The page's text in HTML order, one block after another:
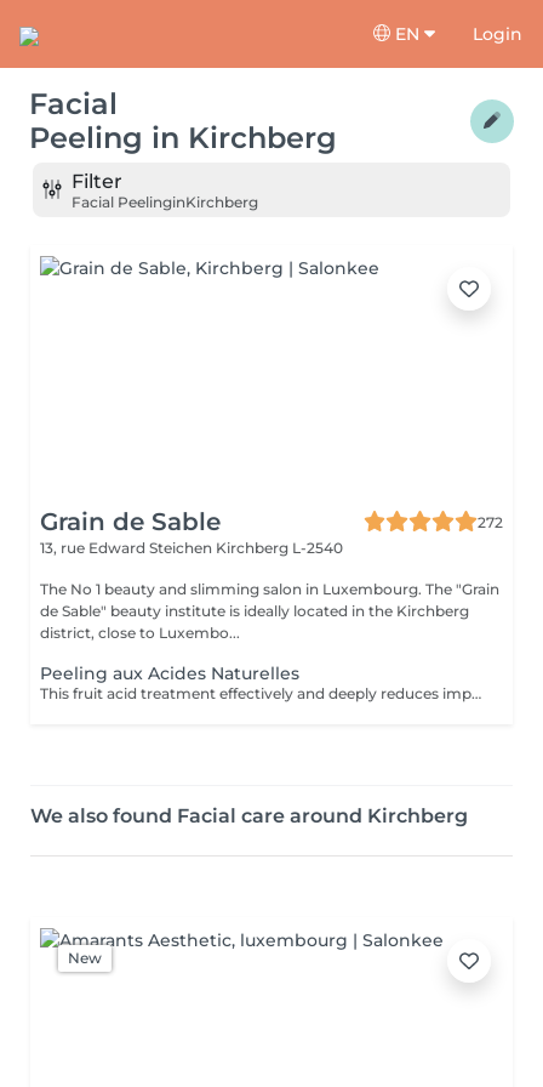
EN Login
Facial
Peeling in Kirchberg
Filter
Facial PeelinginKirchberg
Grain de Sable
272
13, rue Edward Steichen Kirchberg L-2540
The No 1 beauty and slimming salon in Luxembourg. The "Grain
de Sable" beauty institute is ideally located in the Kirchberg
district, close to Luxembo...
Peeling aux Acides Naturelles
This fruit acid treatment effectively and deeply reduces imperfections such as scars, pimples, pigmentation spots, fine lines and wrinkles, etc. It is perfectly suited to all skin types, even the most sensitive! This treatment will accelerate cell renewal, reduce the signs of aging in order to find new, smooth skin and a radiant complexion thanks to its 5 different formulations of 30% fruit acids.
We also found Facial care around Kirchberg
New